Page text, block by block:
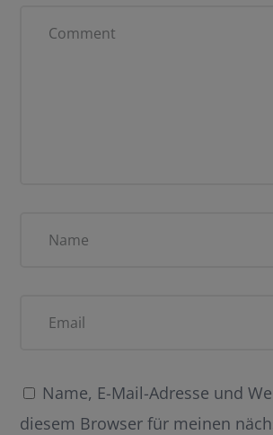
Name, E-Mail-Adresse und
diesem Browser für meinen